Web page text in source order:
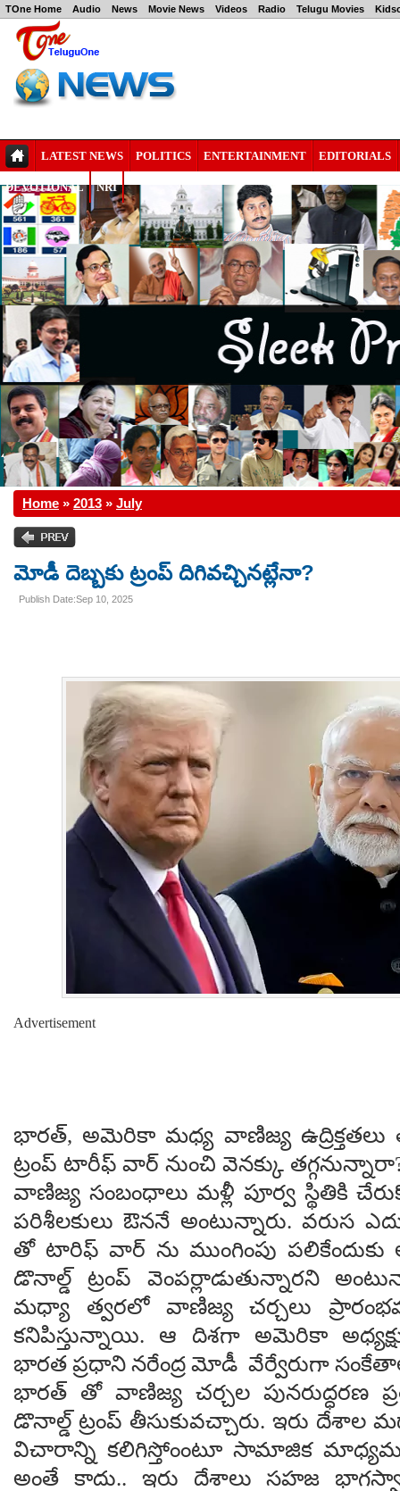
TOne Home Audio News Movie News Videos Radio Telugu Movies
LATEST NEWS POLITICS ENTERTAINMENT EDITORIALS
DEVOTIONAL NRI
Home » 2013 » July
మోడీ దెబ్బకు ట్రంప్ దిగివచ్చినట్లేనా?
Publish Date:Sep 10, 2025
Advertisement
భారత్, అమెరికా మధ్య వాణిజ్య
ట్రంప్ టారీఫ్ వార్ నుంచి వెనక్కు
వాణిజ్య సంబంధాలు మళ్లీ పూర్వ స్థితికి
పరిశీలకులు ఔననే అంటున్నారు. వరుస
తో టారిఫ్ వార్ ను ముంగింపు పలికేందుకు
డొనాల్డ్ ట్రంప్ వెంపర్లాడుతున్నారని
మధ్యా త్వరలో వాణిజ్య చర్చలు
కనిపిస్తున్నాయి. ఆ దిశగా అమెరికా
భారత ప్రధాని నరేంద్ర మోడీ వేర్వేరుగా
భారత్ తో వాణిజ్య చర్చల పునరుద్ధరణ
డొనాల్డ్ ట్రంప్ తీసుకువచ్చారు. ఇరు దేశాల
విచారాన్ని కలిగిస్తోంంటూ సామాజిక
అంతే కాదు.. ఇరు దేశాలు సహజ